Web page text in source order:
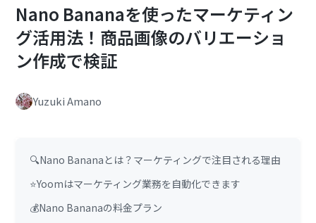
Nano Bananaを使ったマーケティン
グ活用法！商品画像のバリエーショ
ン作成で検証
Yuzuki Amano
🔍Nano Bananaとは？マーケティングで注目される理由
⭐Yoomはマーケティング業務を自動化できます
💰Nano Bananaの料金プラン